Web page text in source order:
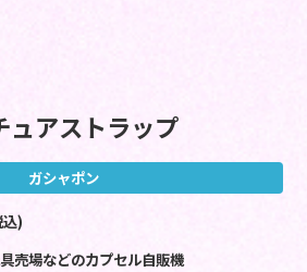
ュアストラップ
ガシャポン
)
売場などのカプセル自販機